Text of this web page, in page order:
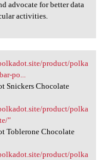
advocate for better data
activities.
product/polka
po...
Snickers Chocolate
product/polka
"
Toblerone Chocolate
product/polka